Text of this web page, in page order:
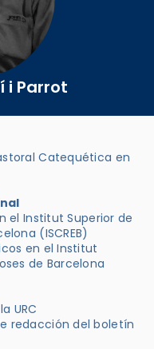
i Parrot
Catequética en
el Institut Superior de
(ISCREB)
en el Institut
de Barcelona
URC
redacción del boletín